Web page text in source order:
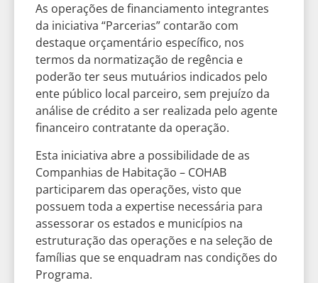
As operações de financiamento integrantes
da iniciativa “Parcerias” contarão com
destaque orçamentário específico, nos
termos da normatização de regência e
poderão ter seus mutuários indicados pelo
ente público local parceiro, sem prejuízo da
análise de crédito a ser realizada pelo agente
financeiro contratante da operação.
Esta iniciativa abre a possibilidade de as
Companhias de Habitação – COHAB
participarem das operações, visto que
possuem toda a expertise necessária para
assessorar os estados e municípios na
estruturação das operações e na seleção de
famílias que se enquadram nas condições do
Programa.